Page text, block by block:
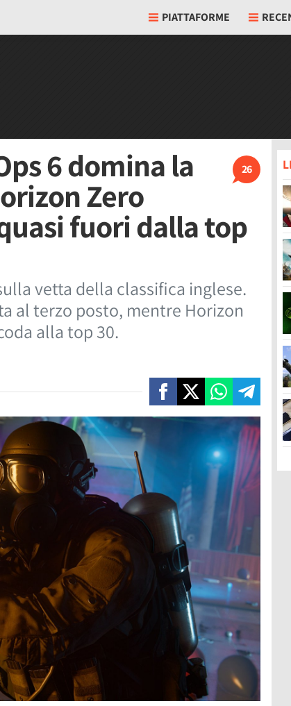
PIATTAFORME
26
6 domina la
Zero
fuori dalla top
vetta della classifica inglese.
al terzo posto, mentre Horizon
alla top 30.